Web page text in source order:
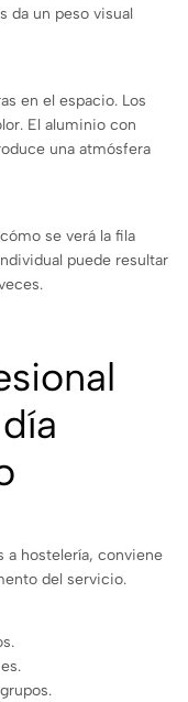
da un peso visual
en el espacio. Los
El aluminio con
una atmósfera
se verá la fila
puede resultar
a hostelería, conviene
del servicio.